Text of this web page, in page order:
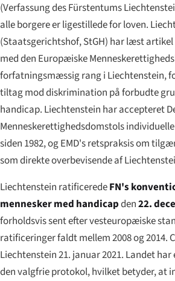
(Verfassung des Fürstentums
alle borgere er ligestillede for loven.
(Staatsgerichtshof, StGH) har læst
med den Europæiske
forfatningsmæssig rang i Liechtenstein,
tiltag mod diskrimination på forbudte
handicap. Liechtenstein har accepteret
Menneskerettigheds­domstols
siden 1982, og EMD's retspraksis om
som direkte overbevisende af
Liechtenstein ratificeredeFN's
mennesker med handicapden22.
forholdsvis sent efter vesteuropæiske
ratificeringer faldt mellem 2008 og 2014.
Liechtenstein 21. januar 2021. Landet
den valgfrie protokol, hvilket betyder, at